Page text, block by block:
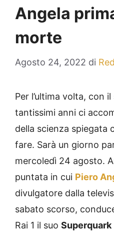
Angela
morte
Agosto 24, 2022 di
Per l’ultima volta, con
tantissimi anni ci
della scienza spiegata
fare. Sarà un giorno
mercoledì 24 agosto.
puntata in cui Piero
divulgatore dalla
sabato scorso,
Rai 1 il suo Superquark